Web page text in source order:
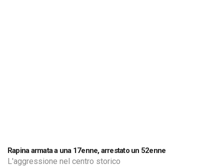
Rapina armata a una 17enne, arrestato un 52enne
L'aggressione nel centro storico